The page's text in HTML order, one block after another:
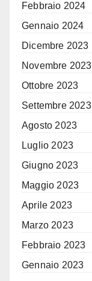
Febbraio 2024
Gennaio 2024
Dicembre 2023
Novembre 2023
Ottobre 2023
Settembre 2023
Agosto 2023
Luglio 2023
Giugno 2023
Maggio 2023
Aprile 2023
Marzo 2023
Febbraio 2023
Gennaio 2023